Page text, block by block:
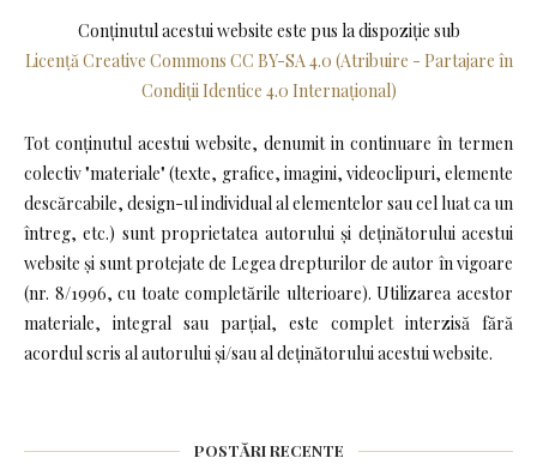
Conținutul acestui website este pus la dispoziţie sub
Licență Creative Commons CC BY-SA 4.0 (Atribuire - Partajare în
Condiții Identice 4.0 Internațional)
Tot conținutul acestui website, denumit in continuare în termen
colectiv "materiale" (texte, grafice, imagini, videoclipuri, elemente
descărcabile, design-ul individual al elementelor sau cel luat ca un
întreg, etc.) sunt proprietatea autorului și deținătorului acestui
website și sunt protejate de Legea drepturilor de autor în vigoare
(nr. 8/1996, cu toate completările ulterioare). Utilizarea acestor
materiale, integral sau parțial, este complet interzisă fără
acordul scris al autorului și/sau al deținătorului acestui website.
POSTĂRI RECENTE